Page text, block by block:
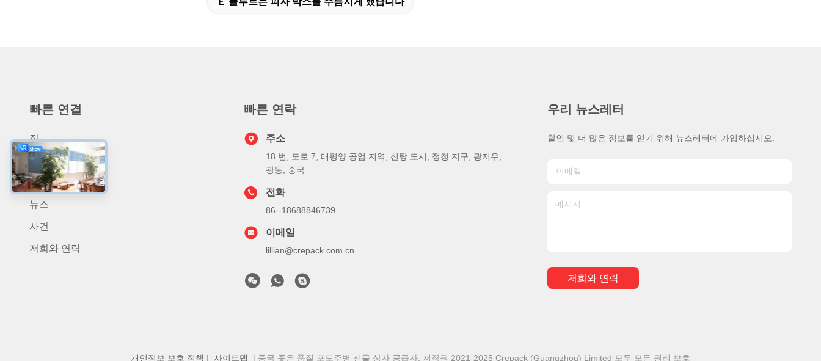
빠른 연결
집
상품
우리 에 관한 것
뉴스
사건
저희와 연락
빠른 연락
주소
18 번, 도로 7, 태평양 공업 지역, 신탕 도시, 정청 지구, 광저우,
광동, 중국
전화
86--18688846739
이메일
lillian@crepack.com.cn
우리 뉴스레터
할인 및 더 많은 정보를 얻기 위해 뉴스레터에 가입하십시오.
저희와 연락
개인정보 보호 정책 | 사이트맵 | 중국 좋은 품질 포도주병 선물 상자 공급자. 저작권 2021-2025 Crepack (Guangzhou) Limited 모두 모든 권리 보호